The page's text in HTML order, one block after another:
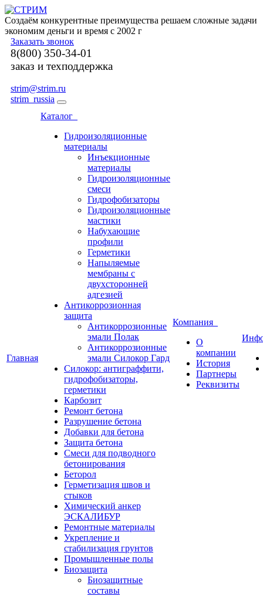
Создаём конкурентные преимущества решаем сложные задачи
экономим деньги и время с 2002 г
Заказать звонок
8(800) 350-34-01
заказ и техподдержка
strim@strim.ru
strim_russia
Главная
Каталог
Гидроизоляционные
материалы
Инъекционные
материалы
Гидроизоляционные
смеси
Гидрофобизаторы
Гидроизоляционные
мастики
Набухающие
профили
Герметики
Напыляемые
мембраны с
двухсторонней
адгезией
Антикоррозионная
защита
Антикоррозионные
эмали Полак
Антикоррозионные
эмали Силокор Гард
Силокор: антиграффити,
гидрофобизаторы,
герметики
Карбозит
Ремонт бетона
Разрушение бетона
Добавки для бетона
Защита бетона
Смеси для подводного
бетонирования
Беторол
Герметизация швов и
стыков
Химический анкер
ЭСКАЛИБУР
Ремонтные материалы
Укрепление и
стабилизация грунтов
Промышленные полы
Биозащита
Биозащитные
составы
Компания
О
компании
История
Партнеры
Реквизиты